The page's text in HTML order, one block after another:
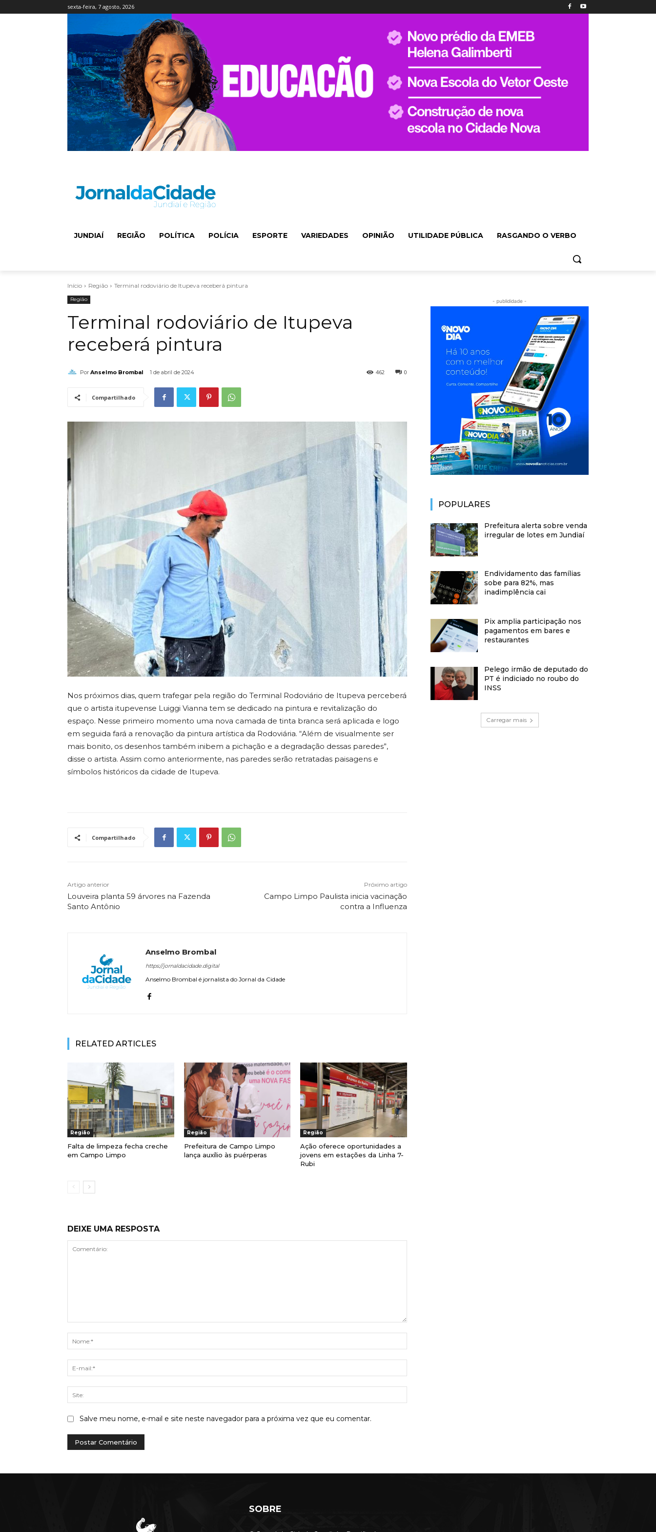
sexta-feira, 7 agosto, 2026
JUNDIAÍ REGIÃO POLÍTICA POLÍCIA ESPORTE VARIEDADES OPINIÃO UTILIDADE PÚBLICA RASGANDO O VERBO
Início Região Terminal rodoviário de Itupeva receberá pintura
Região
Terminal rodoviário de Itupeva
receberá pintura
Por Anselmo Brombal 1 de abril de 2024 0
462
Compartilhado
Nos próximos dias, quem trafegar pela região do Terminal Rodoviário de Itupeva perceberá
que o artista itupevense Luiggi Vianna tem se dedicado na pintura e revitalização do
espaço. Nesse primeiro momento uma nova camada de tinta branca será aplicada e logo
em seguida fará a renovação da pintura artística da Rodoviária. “Além de visualmente ser
mais bonito, os desenhos também inibem a pichação e a degradação dessas paredes”,
disse o artista. Assim como anteriormente, nas paredes serão retratadas paisagens e
símbolos históricos da cidade de Itupeva.
Compartilhado
Artigo anterior
Louveira planta 59 árvores na Fazenda
Santo Antônio
Próximo artigo
Campo Limpo Paulista inicia vacinação
contra a Influenza
Anselmo Brombal
https://jornaldacidade.digital
Anselmo Brombal é jornalista do Jornal da Cidade
RELATED ARTICLES
Região
Falta de limpeza fecha creche
em Campo Limpo
Região
Prefeitura de Campo Limpo
lança auxílio às puérperas
Região
Ação oferece oportunidades a
jovens em estações da Linha 7-
Rubi
DEIXE UMA RESPOSTA
mail:*
Salve meu nome, e-mail e site neste navegador para a próxima vez que eu comentar.
- publididade -
POPULARES
Prefeitura alerta sobre venda
irregular de lotes em Jundiaí
Endividamento das famílias
sobe para 82%, mas
inadimplência cai
Pix amplia participação nos
pagamentos em bares e
restaurantes
Pelego irmão de deputado do
PT é indiciado no roubo do
INSS
Carregar mais
SOBRE